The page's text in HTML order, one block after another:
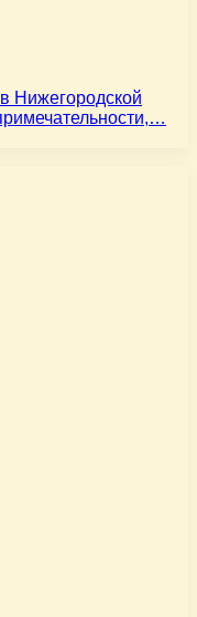
Нижегородской